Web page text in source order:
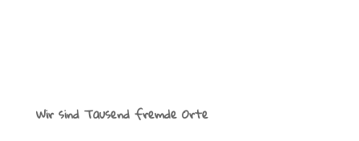
Wir sind Tausend fremde Orte